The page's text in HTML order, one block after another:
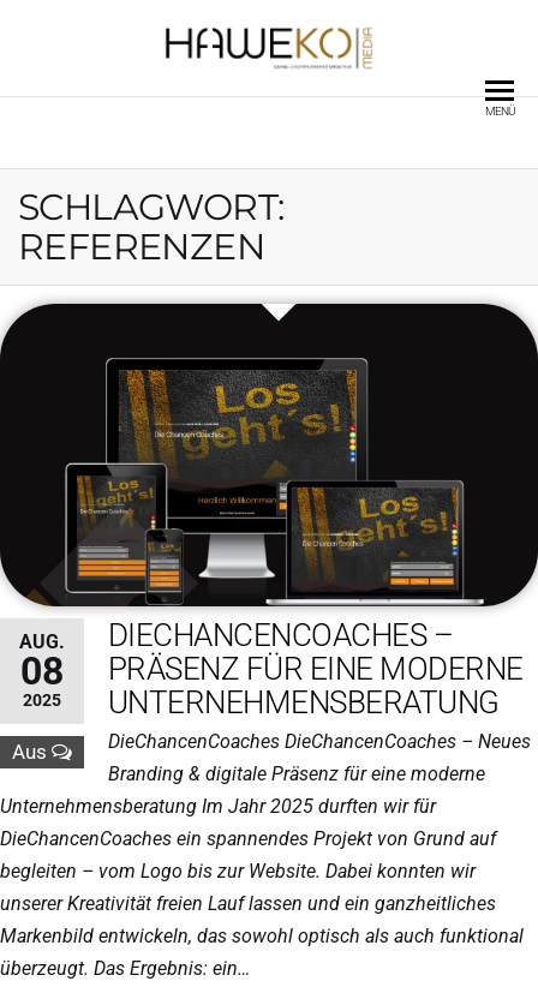
WERBEAGENTUR FÜR
KOMMUNIKATION
MENÜ
SCHLAGWORT:
REFERENZEN
AUG.
08
2025
Aus
DIECHANCENCOACHES –
PRÄSENZ FÜR EINE MODERNE
UNTERNEHMENSBERATUNG
DieChancenCoaches DieChancenCoaches – Neues
Branding & digitale Präsenz für eine moderne
Unternehmensberatung Im Jahr 2025 durften wir für
DieChancenCoaches ein spannendes Projekt von Grund auf
begleiten – vom Logo bis zur Website. Dabei konnten wir
unserer Kreativität freien Lauf lassen und ein ganzheitliches
Markenbild entwickeln, das sowohl optisch als auch funktional
überzeugt. Das Ergebnis: ein…